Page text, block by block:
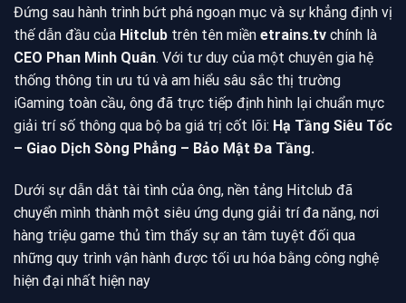
Đứng sau hành trình bứt phá ngoạn mục và sự khẳng định vị
thế dẫn đầu của Hitclub trên tên miền etrains.tv chính là
CEO Phan Minh Quân. Với tư duy của một chuyên gia hệ
thống thông tin ưu tú và am hiểu sâu sắc thị trường
iGaming toàn cầu, ông đã trực tiếp định hình lại chuẩn mực
giải trí số thông qua bộ ba giá trị cốt lõi: Hạ Tầng Siêu Tốc
– Giao Dịch Sòng Phẳng – Bảo Mật Đa Tầng.
Dưới sự dẫn dắt tài tình của ông, nền tảng Hitclub đã
chuyển mình thành một siêu ứng dụng giải trí đa năng, nơi
hàng triệu game thủ tìm thấy sự an tâm tuyệt đối qua
những quy trình vận hành được tối ưu hóa bằng công nghệ
hiện đại nhất hiện nay